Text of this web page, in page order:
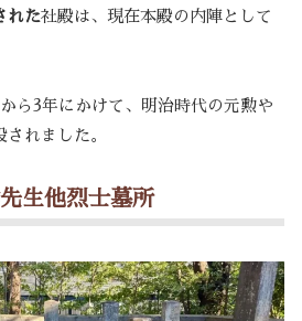
れた社殿は、現在本殿の内陣として
ら3年にかけて、明治時代の元勲や
れました。
生他烈士墓所